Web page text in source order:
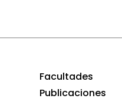
Facultades
Publicaciones